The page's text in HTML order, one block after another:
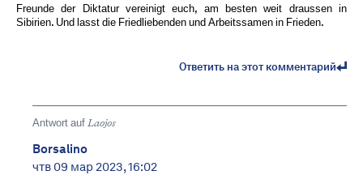
Freunde der Diktatur vereinigt euch, am besten weit draussen in
Sibirien. Und lasst die Friedliebenden und Arbeitssamen in Frieden.
Ответить на этот комментарий
Antwort auf Laojos
Borsalino
чтв 09 мар 2023, 16:02